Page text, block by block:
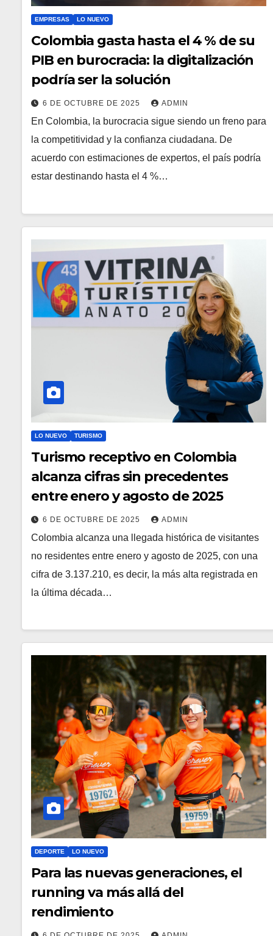
EMPRESAS LO NUEVO
Colombia gasta hasta el 4 % de su
PIB en burocracia: la digitalización
podría ser la solución
6 DE OCTUBRE DE 2025 ADMIN
En Colombia, la burocracia sigue siendo un freno para
la competitividad y la confianza ciudadana. De
acuerdo con estimaciones de expertos, el país podría
estar destinando hasta el 4 %…
LO NUEVO TURISMO
Turismo receptivo en Colombia
alcanza cifras sin precedentes
entre enero y agosto de 2025
6 DE OCTUBRE DE 2025 ADMIN
Colombia alcanza una llegada histórica de visitantes
no residentes entre enero y agosto de 2025, con una
cifra de 3.137.210, es decir, la más alta registrada en
la última década…
DEPORTE LO NUEVO
Para las nuevas generaciones, el
running va más allá del
rendimiento